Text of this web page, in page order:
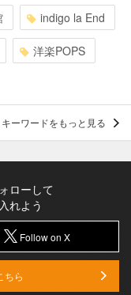
indigo la End
洋楽POPS
キーワードをもっと見る
ローして
れよう
Follow on X
ちら